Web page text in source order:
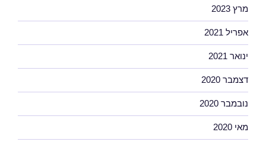
מרץ 2023
אפריל 2021
ינואר 2021
דצמבר 2020
נובמבר 2020
מאי 2020